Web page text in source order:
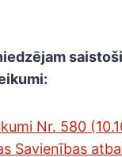
Nr. 580
Savienības